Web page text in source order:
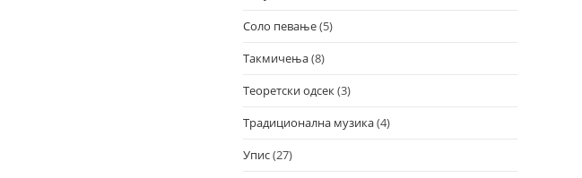
Соло певање(5)
Такмичења(8)
Теоретски одсек(3)
Традиционална музика(4)
Упис(27)